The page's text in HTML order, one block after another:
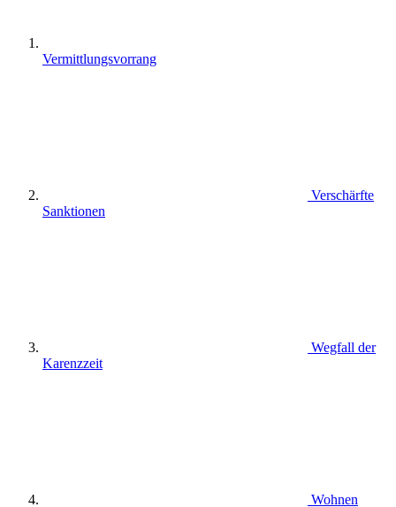
Vermittlungsvorrang
Verschärfte
Sanktionen
Wegfall der
Karenzzeit
Wohnen